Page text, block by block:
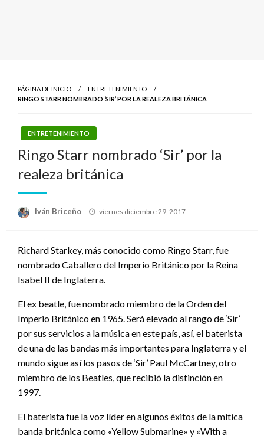
PÁGINA DE INICIO
ENTRETENIMIENTO
RINGO STARR NOMBRADO ‘SIR’ POR LA REALEZA BRITÁNICA
ENTRETENIMIENTO
Ringo Starr nombrado ‘Sir’ por la
realeza británica
Iván Briceño
Publicado
viernes diciembre 29, 2017
Richard Starkey, más conocido como Ringo Starr, fue
nombrado Caballero del Imperio Británico por la Reina
Isabel II de Inglaterra.
El ex beatle, fue nombrado miembro de la Orden del
Imperio Británico en 1965. Será elevado al rango de ‘Sir’
por sus servicios a la música en este país, así, el baterista
de una de las bandas más importantes para Inglaterra y el
mundo sigue así los pasos de ‘Sir’ Paul McCartney, otro
miembro de los Beatles, que recibió la distinción en
1997.
El baterista fue la voz líder en algunos éxitos de la mítica
banda británica como «Yellow Submarine» y «With a